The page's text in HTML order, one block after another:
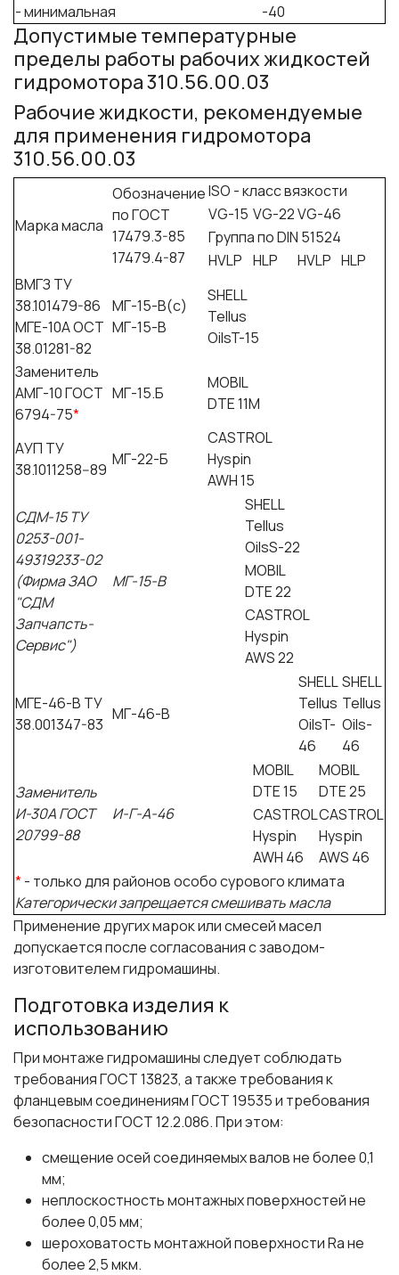
- минимальная
-40
Допустимые температурные
пределы работы рабочих жидкостей
гидромотора 310.56.00.03
Рабочие жидкости, рекомендуемые
для применения гидромотора
310.56.00.03
Марка масла
Обозначение
по ГОСТ
17479.3-85
17479.4-87
ISO - класс вязкости
VG-15 VG-22VG-46
Группа по DIN 51524
HVLP HLP HVLP HLP
ВМГЗ ТУ
38.101479-86
МГЕ-10А ОСТ
38.01281-82
МГ-15-В(с)
МГ-15-В
SHELL
Tellus
OilsT-15
Заменитель
АМГ-10 ГОСТ
6794-75*
МГ-15.Б
MOBIL
DTE 11M
АУП ТУ
38.1011258--89
МГ-22-Б
CASTROL
Hyspin
AWH 15
СДМ-15 ТУ
0253-001-
49319233-02
(Фирма ЗАО
"СДМ
Запчапсть-
Сервис")
МГ-15-В
SHELL
Tellus
OilsS-22
MOBIL
DTE 22
CASTROL
Hyspin
AWS 22
МГЕ-46-В ТУ
38.001347-83
МГ-46-В
SHELL
Tellus
OilsT-
46
SHELL
Tellus
Oils-
46
Заменитель
И-30А ГОСТ
20799-88
И-Г-А-46
MOBIL
DTE 15
MOBIL
DTE 25
CASTROL
Hyspin
AWH 46
CASTROL
Hyspin
AWS 46
*- только для районов особо сурового климата
Категорически запрещается смешивать масла
Применение других марок или смесей масел
допускается после согласования с заводом-
изготовителем гидромашины.
Подготовка изделия к
использованию
При монтаже гидромашины следует соблюдать
требования ГОСТ 13823, а также требования к
фланцевым соединениям ГОСТ 19535 и требования
безопасности ГОСТ 12.2.086. При этом:
смещение осей соединяемых валов не более 0,1
мм;
неплоскостность монтажных поверхностей не
более 0,05 мм;
шероховатость монтажной поверхности Ra не
более 2,5 мкм.